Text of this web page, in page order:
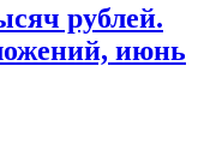
рублей.
июнь